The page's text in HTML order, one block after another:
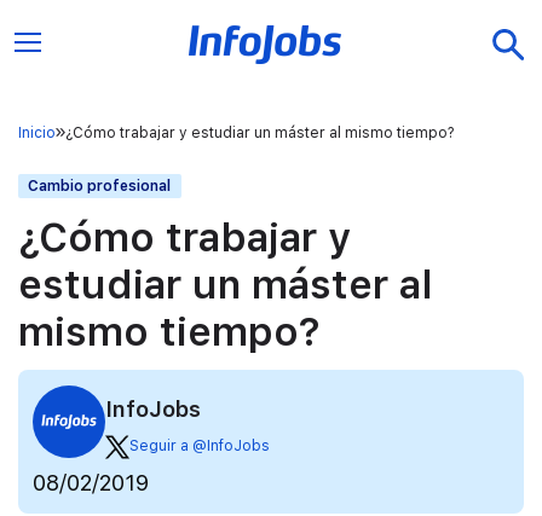
Inicio ¿Cómo trabajar y estudiar un máster al mismo tiempo?
Cambio profesional
¿Cómo trabajar y
estudiar un máster al
mismo tiempo?
InfoJobs
Seguir a @InfoJobs
08/02/2019